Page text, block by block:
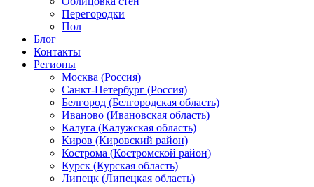
Перегородки
Пол
Блог
Контакты
Регионы
Москва (Россия)
Санкт-Петербург (Россия)
Белгород (Белгородская область)
Иваново (Ивановская область)
Калуга (Калужская область)
Киров (Кировский район)
Кострома (Костромской район)
Курск (Курская область)
Липецк (Липецкая область)